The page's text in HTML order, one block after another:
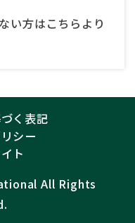
い方はこちらより
く表記
シー
ト
All Rights